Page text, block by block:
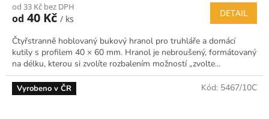
od 33 Kč bez DPH
od 40 Kč / ks
DETAIL
Čtyřstranně hoblovaný bukový hranol pro truhláře a domácí
kutily s profilem 40 × 60 mm. Hranol je nebroušený, formátovaný
na délku, kterou si zvolíte rozbalením možností „zvolte...
Vyrobeno v ČR Kód: 5467/10C